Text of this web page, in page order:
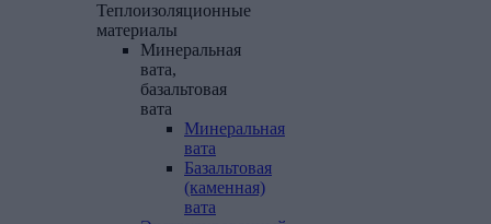
Теплоизоляционные
материалы
Минеральная
вата,
базальтовая
вата
Минеральная
вата
Базальтовая
(каменная)
вата